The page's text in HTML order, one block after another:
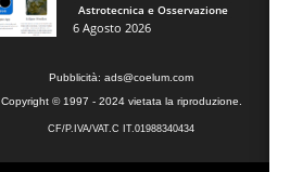
Astrotecnica e Osservazione
6 Agosto 2026
Pubblicità: ads@coelum.com
Copyright © 1997 - 2024 vietata la riproduzione.
CF/P.IVA/VAT.C IT.01988340434